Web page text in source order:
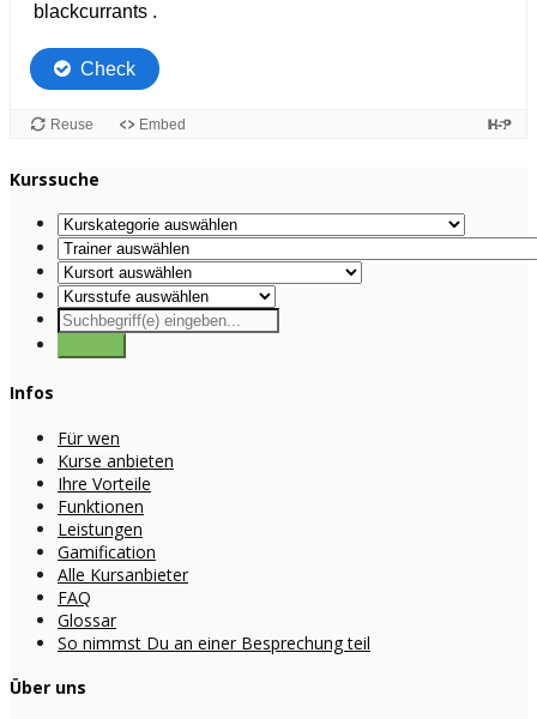
Kurssuche
Infos
Für wen
Kurse anbieten
Ihre Vorteile
Funktionen
Leistungen
Gamification
Alle Kursanbieter
FAQ
Glossar
So nimmst Du an einer Besprechung teil
Über uns